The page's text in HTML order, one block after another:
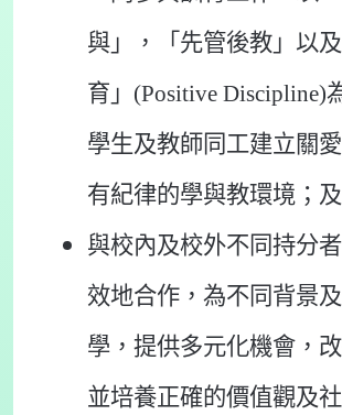
與」，「先管後教」以及
育」(Positive Discipline)
學生及教師同工建立關
有紀律的學與教環境；及
與校內及校外不同持分
效地合作，為不同背景
學，提供多元化機會，
並培養正確的價值觀及